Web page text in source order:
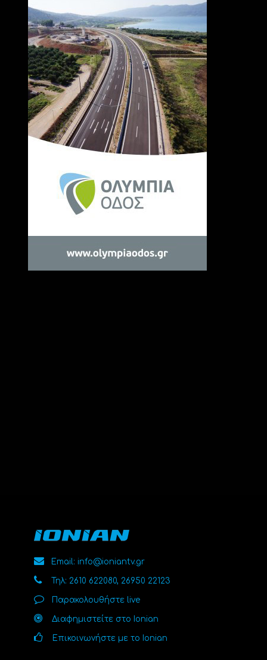
Email: info@ioniantv.gr
Τηλ: 2610 622080, 26950 22123
Παρακολουθήστε live
Διαφημιστείτε στο Ionian
Επικοινωνήστε με το Ionian